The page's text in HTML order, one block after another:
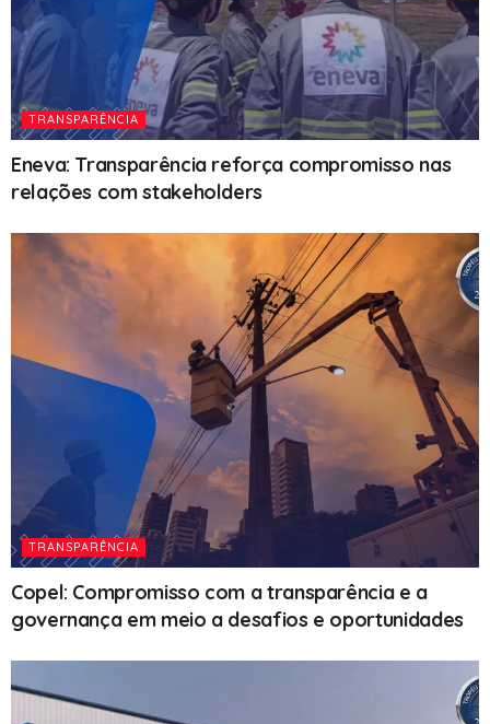
TRANSPARÊNCIA
Eneva: Transparência reforça compromisso nas
relações com stakeholders
TRANSPARÊNCIA
Copel: Compromisso com a transparência e a
governança em meio a desafios e oportunidades